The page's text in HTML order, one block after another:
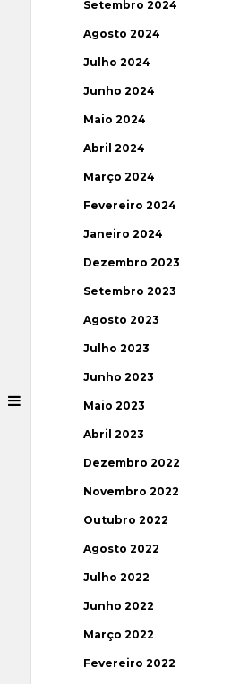
Setembro 2024
Agosto 2024
Julho 2024
Junho 2024
Maio 2024
Abril 2024
Março 2024
Fevereiro 2024
Janeiro 2024
Dezembro 2023
Setembro 2023
Agosto 2023
Julho 2023
Junho 2023
Maio 2023
Abril 2023
Dezembro 2022
Novembro 2022
Outubro 2022
Agosto 2022
Julho 2022
Junho 2022
Março 2022
Fevereiro 2022